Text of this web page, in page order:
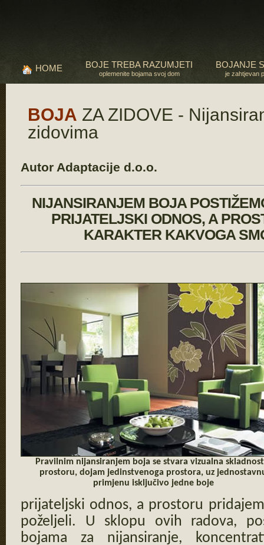
HOME BOJE TREBA RAZUMJETI
oplemenite bojama svoj dom
BOJANJE
je zahtjevan
BOJA ZA ZIDOVE -
zidovima
Autor Adaptacije d.o.o.
NIJANSIRANJEM BOJA
PRIJATELJSKI ODNOS, A
KARAKTER KAKVOGA
Pravilnim nijansiranjem boja se stvara vizualna
prostoru, dojam jedinstvenoga prostora, uz
primjenu isključivo jedne boje
prijateljski odnos, a prostoru
poželjeli. U sklopu ovih radova,
bojama za nijansiranje,